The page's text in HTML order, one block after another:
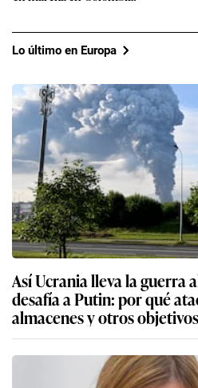
Lo último en Europa
Así Ucrania lleva la guerra
desafía a Putin: por qué
almacenes y otros